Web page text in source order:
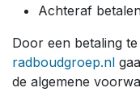
Achteraf
Door een betaling
radboudgroep.nl
de algemene